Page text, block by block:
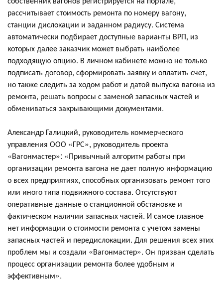
рассчитывает стоимость ремонта по номеру вагону,
станции дислокации и заданном радиусу. Система
автоматически подбирает доступные варианты ВРП, из
которых далее заказчик может выбрать наиболее
подходящую опцию. В личном кабинете можно не только
подписать договор, сформировать заявку и оплатить счет,
но также следить за ходом работ и датой выпуска вагона из
ремонта, решать вопросы с заменой запасных частей и
обмениваться закрывающими документами.
Александр Галицкий, руководитель коммерческого
управления ООО «ГРС», руководитель проекта
«Вагонмастер»: «Привычный алгоритм работы при
организации ремонта вагона не дает полную информацию
о всех предприятиях, способных организовать ремонт того
или иного типа подвижного состава. Отсутствуют
оперативные данные о станционной обстановке и
фактическом наличии запасных частей. И самое главное
нет информации о стоимости ремонта с учетом замены
запасных частей и передислокации. Для решения всех этих
проблем мы и создали «Вагонмастер». Он призван сделать
процесс организации ремонта более удобным и
эффективным».